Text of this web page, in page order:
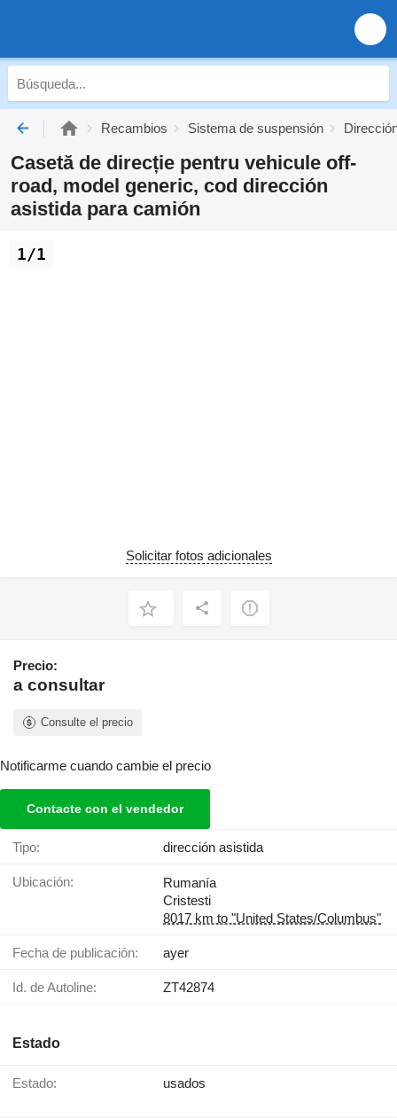
Recambios Sistema de suspensión
Casetă de direcție pentru vehicule off-
road, model generic, cod dirección
asistida para camión
1/1
Solicitar fotos adicionales
Precio:
a consultar
Consulte el precio
Notificarme cuando cambie el precio
Contacte con el vendedor
Tipo: dirección asistida
Ubicación:
Rumanía
Cristesti
8017 km to "United States/Columbus"
Fecha de publicación: ayer
Id. de Autoline: ZT42874
Estado
Estado: usados